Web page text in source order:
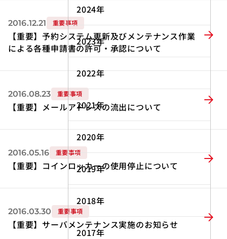
2016.12.21 重要事項
【重要】予約システム更新及びメンテナンス作業
による各種申請書の許可・承認について
2016.08.23 重要事項
【重要】メールアドレスの流出について
2016.05.16 重要事項
【重要】コインロッカーの使用停止について
2016.03.30 重要事項
【重要】サーバメンテナンス実施のお知らせ
2024年
2023年
2022年
2021年
2020年
2019年
2018年
2017年